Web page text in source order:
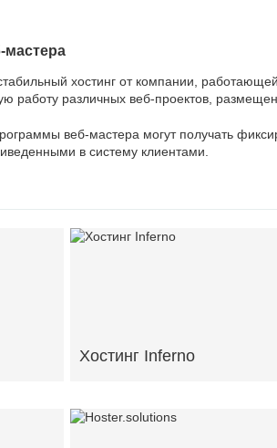
мастера
хостинг от компании,
работу различных веб-проектов,
веб-мастера могут получать
в систему клиентами.
Хостинг Inferno